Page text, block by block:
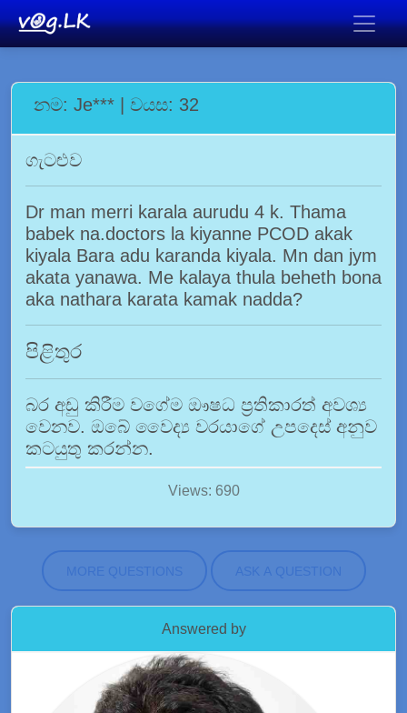
නම: Je*** | වයස: 32
ගැටළුව
Dr man merri karala aurudu 4 k. Thama
babek na.doctors la kiyanne PCOD akak
kiyala Bara adu karanda kiyala. Mn dan jym
akata yanawa. Me kalaya thula beheth bona
aka nathara karata kamak nadda?
පිළිතුර
බර අඩු කිරීම වගේම ඖෂධ ප්‍රතිකාරත් අවශ්‍ය
වෙනව. ඔබේ වෛද්‍ය වරයාගේ උපදෙස් අනුව
කටයුතු කරන්න.
Views: 690
MORE QUESTIONS ASK A QUESTION
Answered by